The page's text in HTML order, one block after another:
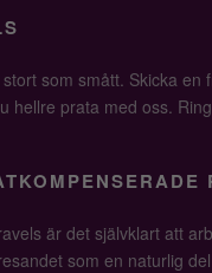
som smått. Skicka en
hellre prata med oss.
är det självklart att
som en naturlig